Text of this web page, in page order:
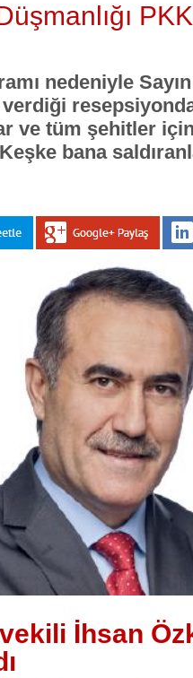
nedeniyle Sayın
verdiği
ve tüm şehitler
bana
İhsan